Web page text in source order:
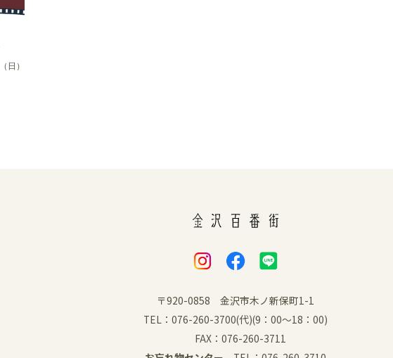
（日）
〒920-0858 金沢市木ノ新保町1-1
TEL：076-260-3700(代)(9：00～18：00)
FAX：076-260-3711